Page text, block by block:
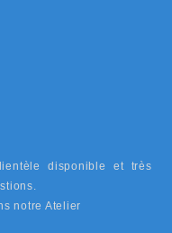
disponible et très
notre Atelier